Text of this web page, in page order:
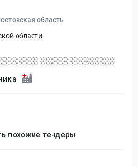
область
области
░░░░░░░░░░░░░░░
похожие тендеры